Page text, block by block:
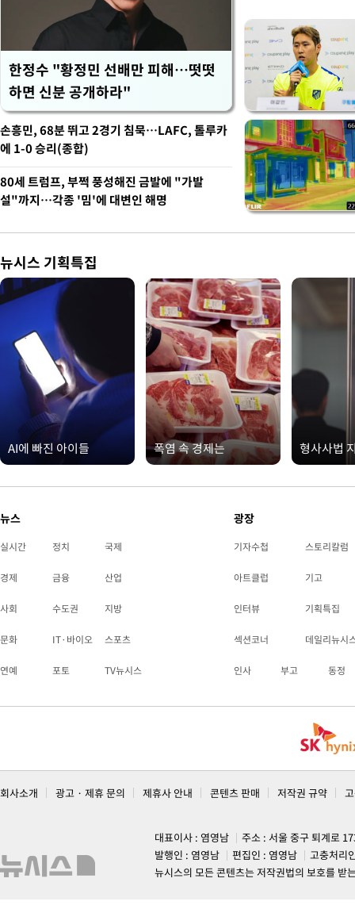
한정수 "황정민 선배만 피해…떳떳
하면 신분 공개하라"
손흥민, 68분 뛰고 2경기 침묵…LAFC, 톨루카
에 1-0 승리(종합)
80세 트럼프, 부쩍 풍성해진 금발에 "가발
설"까지…각종 '밈'에 대변인 해명
뉴시스 기획특집
AI에 빠진 아이들 폭염 속 경제는 형사사법
뉴스
실시간 정치 국제
경제 금융 산업
사회 수도권 지방
문화 IT·바이오 스포츠
연예 포토 TV뉴시스
광장
기자수첩 스토리칼럼
아트클럽 기고
인터뷰 기획특집
섹션코너 데일리뉴시
인사 부고 동정
회사소개 광고 · 제휴 문의 제휴사 안내 콘텐츠 판매 저작권 규약
대표이사 : 염영남
주소 : 서울 중구 퇴계로
발행인 : 염영남
편집인 : 염영남
고충처리
뉴시스의 모든 콘텐츠는 저작권법의 보호를